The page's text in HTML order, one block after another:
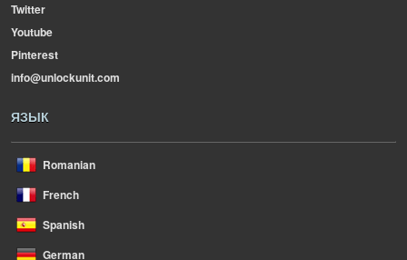
Twitter
Youtube
Pinterest
info@unlockunit.com
ЯЗЫК
Romanian
French
Spanish
German